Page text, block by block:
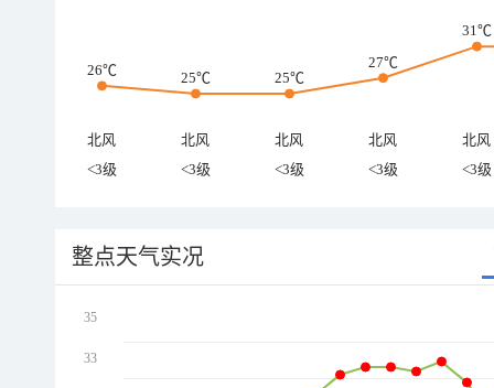
26℃ 25℃ 25℃
27℃
31℃
北风 北风 北风 北风
北风
<3级
<3级 <3级 <3级 <3级
整点天气实况
35
33